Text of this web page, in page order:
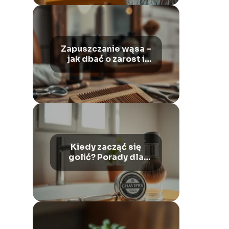
Zapuszczanie wąsa –
jak dbać o zarost i
stylizację?
Kiedy zacząć się
golić? Porady dla
młodych mężczyzn